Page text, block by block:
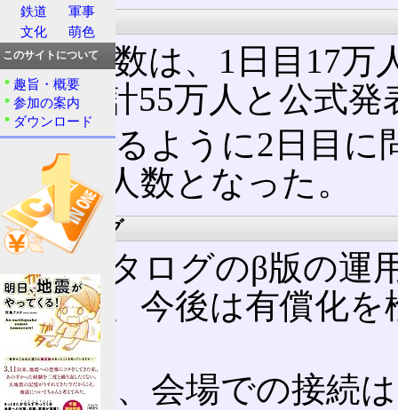
参加者
参加者数は、1日目17万
人、合計55万人と公式発
後述するように2日目に
に迫る人数となった。
Webカタログ
Webカタログのβ版の運
料だが、今後は有償化
る。
しかし、会場での接続
鉄道
軍事
文化
萌色
このサイトについて
趣旨・概要
参加の案内
ダウンロード